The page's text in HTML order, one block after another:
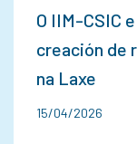
O IIM-CSIC
creación de
na Laxe
15/04/2026